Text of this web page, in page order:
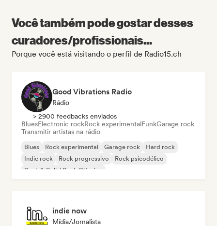
Você também pode gostar desses
curadores/profissionais...
Porque você está visitando o perfil de Radio15.ch
Good Vibrations Radio
Rádio
> 2900 feedbacks enviados
BluesElectronic rockRock experimentalFunkGarage rock
Transmitir artistas na rádio
Blues Rock experimental Garage rock
Hard rock
Indie rock
Rock progressivo
Rock psicodélico
Rock & Roll / Rock Clássico
indie now
Mídia/Jornalista